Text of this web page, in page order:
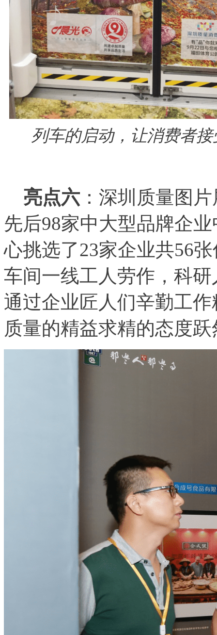
列车的启动，让消费者
亮点六 ：深圳质量图
先后98家中大型品牌企
心挑选了23家企业共56
车间一线工人劳作，科
通过企业匠人们辛勤工
质量的精益求精的态度